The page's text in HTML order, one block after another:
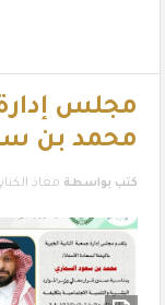
مجلس
محمد بن
كتب بواسطة معاذ